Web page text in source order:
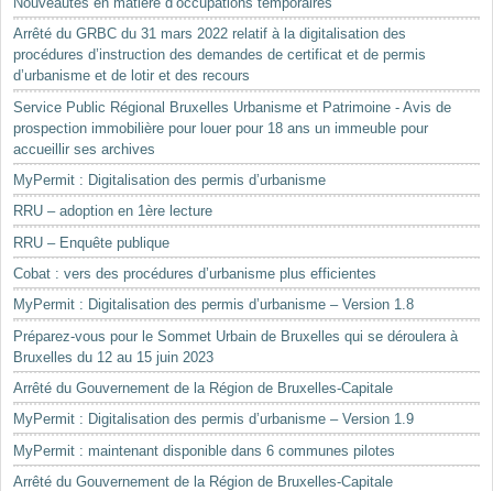
Arrêté du GRBC du 31 mars 2022 relatif à la digitalisation des
procédures d’instruction des demandes de certificat et de permis
d’urbanisme et de lotir et des recours
Service Public Régional Bruxelles Urbanisme et Patrimoine - Avis de
prospection immobilière pour louer pour 18 ans un immeuble pour
accueillir ses archives
MyPermit : Digitalisation des permis d’urbanisme
RRU – adoption en 1ère lecture
RRU – Enquête publique
Cobat : vers des procédures d’urbanisme plus efficientes
MyPermit : Digitalisation des permis d’urbanisme – Version 1.8
Préparez-vous pour le Sommet Urbain de Bruxelles qui se déroulera à
Bruxelles du 12 au 15 juin 2023
Arrêté du Gouvernement de la Région de Bruxelles-Capitale
MyPermit : Digitalisation des permis d’urbanisme – Version 1.9
MyPermit : maintenant disponible dans 6 communes pilotes
Arrêté du Gouvernement de la Région de Bruxelles-Capitale